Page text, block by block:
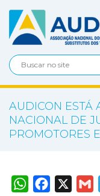
AUDICON ESTÁ
NACIONAL DE
PROMOTORES
W
h
F
a
X
G